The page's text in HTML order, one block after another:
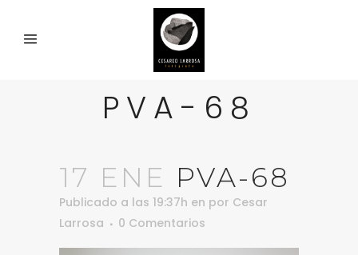
PVA-68
17 ENE PVA-68
Publicado a las 19:37h en por Cesar
Larrosa
0 Comentarios